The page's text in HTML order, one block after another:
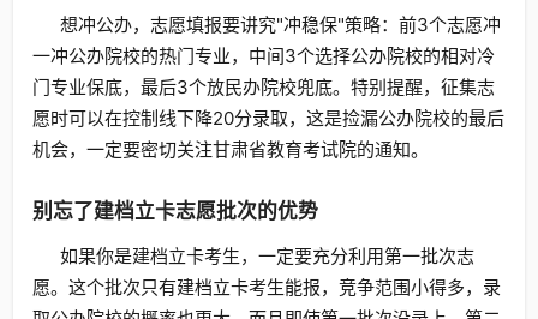
想冲公办，志愿填报要讲究"冲稳保"策略：前3个志愿冲
一冲公办院校的热门专业，中间3个选择公办院校的相对冷
门专业保底，最后3个放民办院校兜底。特别提醒，征集志
愿时可以在控制线下降20分录取，这是捡漏公办院校的最后
机会，一定要密切关注甘肃省教育考试院的通知。
别忘了建档立卡志愿批次的优势
如果你是建档立卡考生，一定要充分利用第一批次志
愿。这个批次只有建档立卡考生能报，竞争范围小得多，录